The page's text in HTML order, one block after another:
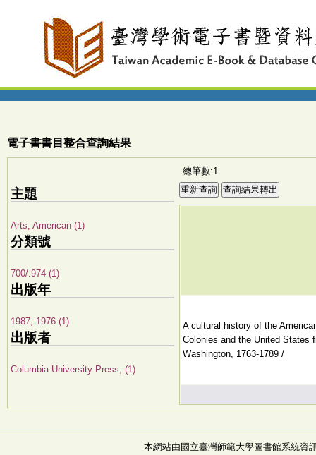
電子書書目整合查詢結果
主題
Arts, American (1)
分類號
700/.974 (1)
出版年
1987, 1976 (1)
出版者
Columbia University Press, (1)
總筆數:1
A cultural history of the
Colonies and the United States
Washington, 1763-1789 /
本網站由國立臺灣師範大學圖書館系統資